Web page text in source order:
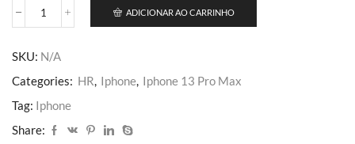
Iphone
Max
quantidade
ADICIONAR AO CARRINHO
SKU: N/A
Categories: HR, Iphone, Iphone 13 Pro Max
Tag: Iphone
Share: